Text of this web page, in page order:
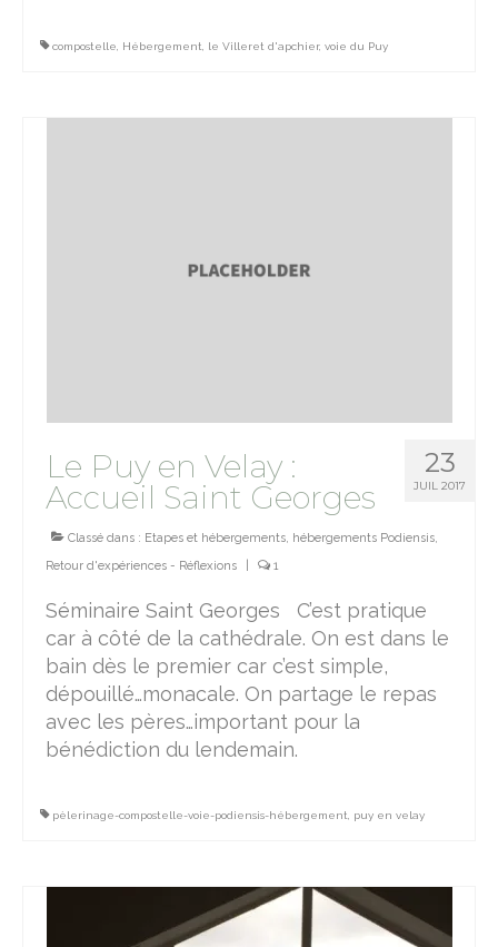
compostelle Hébergement le Villeret d'apchier, voie du Puy
23
JUIL 2017
Le Puy en Velay :
Accueil Saint Georges
Classé dans : Etapes et hébergements, hébergements Podiensis,
Retour d'expériences - Réflexions
1
Séminaire Saint Georges C’est pratique
car à côté de la cathédrale. On est dans le
bain dès le premier car c’est simple,
dépouillé…monacale. On partage le repas
avec les pères…important pour la
bénédiction du lendemain.
pèlerinage-compostelle-voie-podiensis-hébergement puy en velay